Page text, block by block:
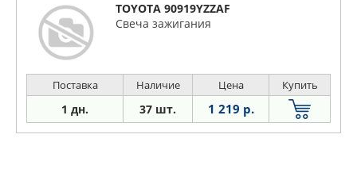
TOYOTA 90919YZZAF
Свеча зажигания
Поставка Наличие Цена Купить
1 дн. 37 шт. 1 219 р.